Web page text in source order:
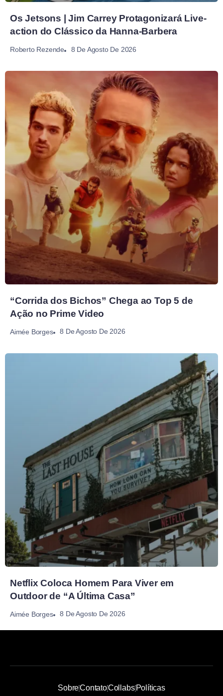
Os Jetsons | Jim Carrey Protagonizará Live-
action do Clássico da Hanna-Barbera
Roberto Rezende 8 De Agosto De 2026
“Corrida dos Bichos” Chega ao Top 5 de
Ação no Prime Video
Aimée Borges 8 De Agosto De 2026
Netflix Coloca Homem Para Viver em
Outdoor de “A Última Casa”
Aimée Borges 8 De Agosto De 2026
SobreContatoCollabsPolíticas